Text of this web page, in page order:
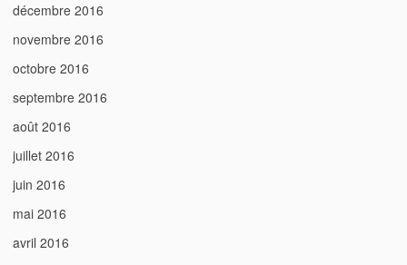
décembre 2016
novembre 2016
octobre 2016
septembre 2016
août 2016
juillet 2016
juin 2016
mai 2016
avril 2016